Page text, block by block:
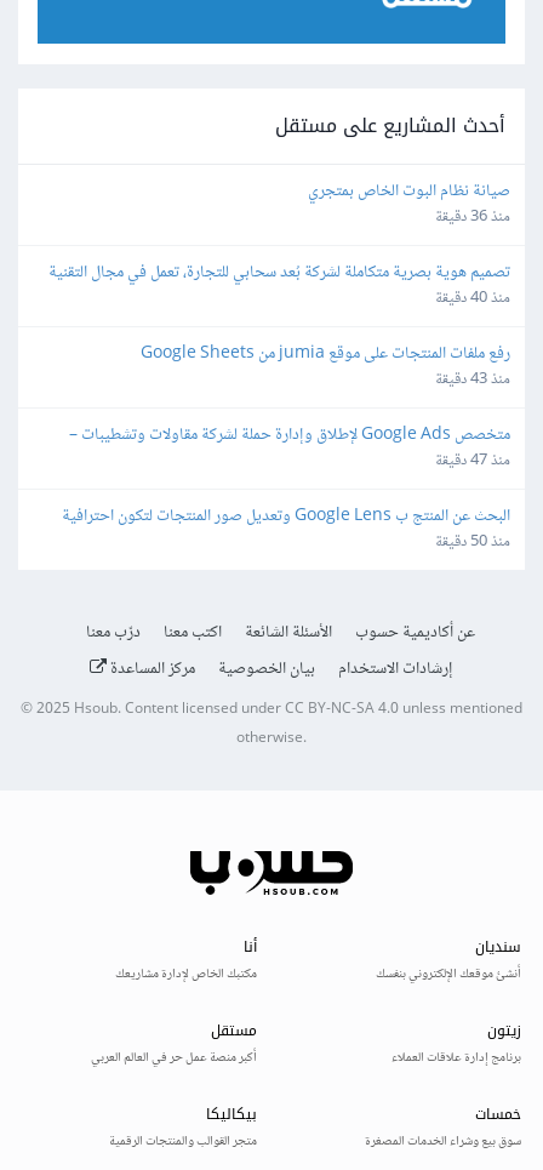
أحدث المشاريع على مستقل
صيانة نظام البوت الخاص بمتجري
منذ 36 دقيقة
تصميم هوية بصرية متكاملة لشركة بُعد سحابي للتجارة، تعمل في مجال التقنية
منذ 40 دقيقة
رفع ملفات المنتجات على موقع jumia من Google Sheets
منذ 43 دقيقة
Lead Generation
منذ 47 دقيقة
وجاهزة للمتاجر الالكترونية
منذ 50 دقيقة
عن أكاديمية حسوب الأسئلة الشائعة اكتب معنا
درّب معنا
إرشادات الاستخدام
بيان الخصوصية مركز المساعدة
© 2025 Hsoub.Content licensed underCC BY-NC-SA 4.0unless mentioned
otherwise.